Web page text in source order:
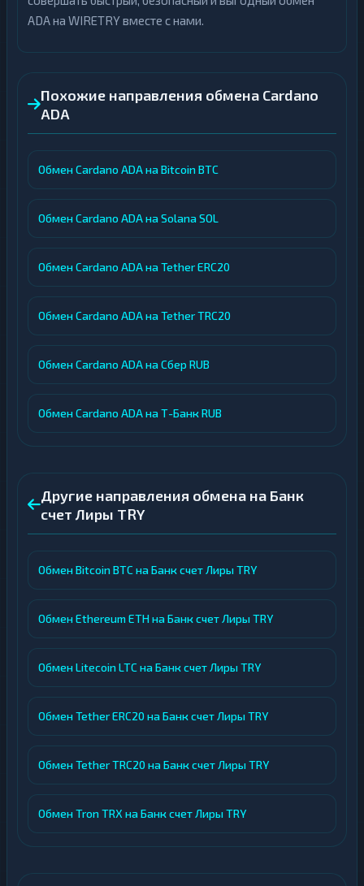
ADA на WIRETRY вместе с нами.
Похожие направления обмена Cardano
ADA
Обмен Cardano ADA на Bitcoin BTC
Обмен Cardano ADA на Solana SOL
Обмен Cardano ADA на Tether ERC20
Обмен Cardano ADA на Tether TRC20
Обмен Cardano ADA на Сбер RUB
Обмен Cardano ADA на Т-Банк RUB
Другие направления обмена на Банк
счет Лиры TRY
Обмен Bitcoin BTC на Банк счет Лиры TRY
Обмен Ethereum ETH на Банк счет Лиры TRY
Обмен Litecoin LTC на Банк счет Лиры TRY
Обмен Tether ERC20 на Банк счет Лиры TRY
Обмен Tether TRC20 на Банк счет Лиры TRY
Обмен Tron TRX на Банк счет Лиры TRY